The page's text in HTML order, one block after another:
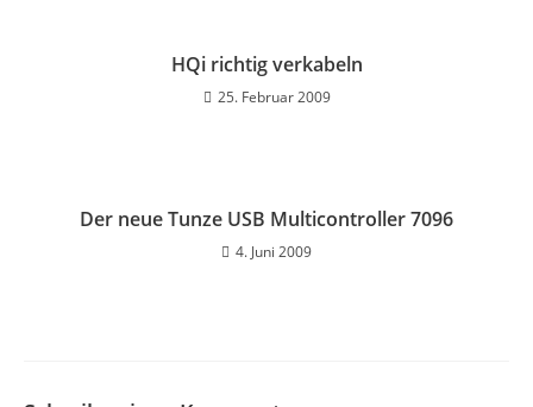
HQi richtig verkabeln
25. Februar 2009
Der neue Tunze USB Multicontroller 7096
4. Juni 2009